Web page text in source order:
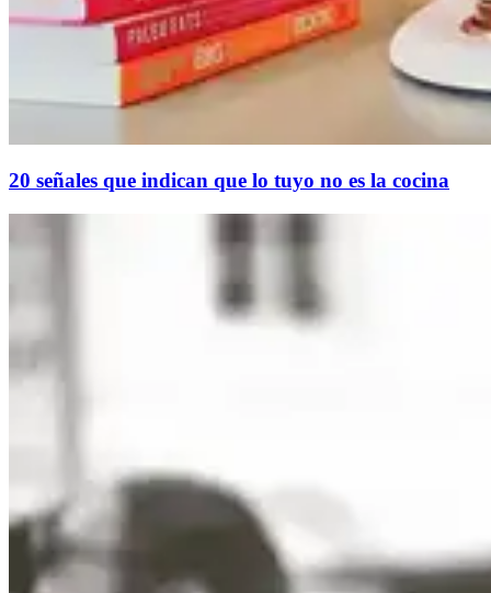
20 señales que indican que lo tuyo no es la cocina